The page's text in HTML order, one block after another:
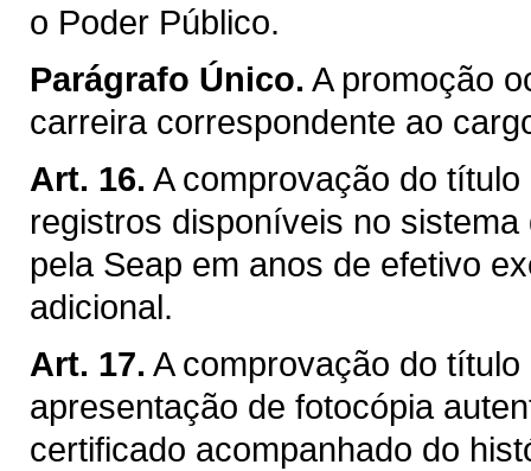
o Poder Público.
Parágrafo Único. A promoção
carreira correspondente ao
Art. 16. A comprovação do
registros disponíveis no
pela Seap em anos de efetivo
adicional.
Art. 17. A comprovação do
apresentação de fotocópia
certificado acompanhado do